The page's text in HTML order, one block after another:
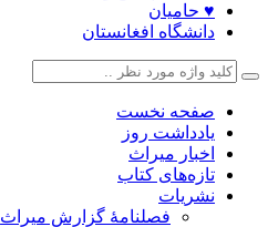
♥ حامیان
دانشگاه افغانستان
صفحه نخست
یادداشت روز
اخبار میراث
تازه‌های کتاب
نشریات
فصلنامۀ گزارش میراث